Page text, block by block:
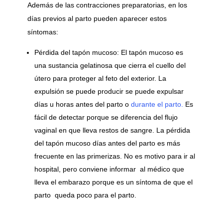
Además de las contracciones preparatorias, en los
días previos al parto pueden aparecer estos
síntomas:
Pérdida del tapón mucoso: El tapón mucoso es
una sustancia gelatinosa que cierra el cuello del
útero para proteger al feto del exterior. La
expulsión se puede producir se puede expulsar
días u horas antes del parto o durante el parto. Es
fácil de detectar porque se diferencia del flujo
vaginal en que lleva restos de sangre. La pérdida
del tapón mucoso días antes del parto es más
frecuente en las primerizas. No es motivo para ir al
hospital, pero conviene informar al médico que
lleva el embarazo porque es un síntoma de que el
parto queda poco para el parto.